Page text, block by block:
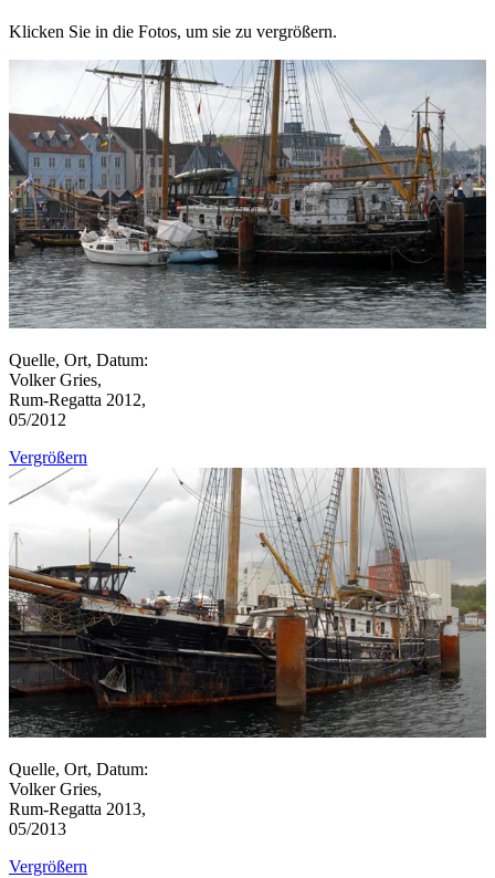
Klicken Sie in die Fotos, um sie zu vergrößern.
Quelle, Ort, Datum:
Volker Gries,
Rum-Regatta 2012,
05/2012
Vergrößern
Quelle, Ort, Datum:
Volker Gries,
Rum-Regatta 2013,
05/2013
Vergrößern